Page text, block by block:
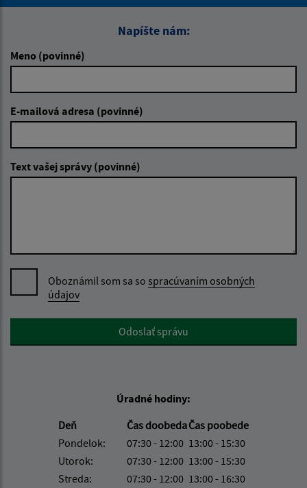
Napíšte nám:
Meno (povinné)
E-mailová adresa (povinné)
Text vašej správy (povinné)
Oboznámil som sa so spracúvaním osobných
údajov
Google reCaptcha ResponseOdoslať správu
Úradné hodiny:
Deň
Čas doobedaČas poobede
Pondelok:
07:30 - 12:00 13:00 - 15:30
Utorok:
07:30 - 12:00 13:00 - 15:30
Streda:
07:30 - 12:00 13:00 - 16:30